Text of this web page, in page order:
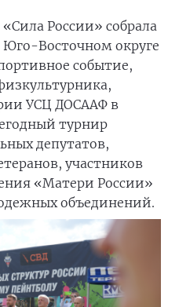
России» собрала
Юго-Восточном округе
событие,
УСЦ ДОСААФ в
турнир
депутатов,
участников
«Матери России»
объединений.